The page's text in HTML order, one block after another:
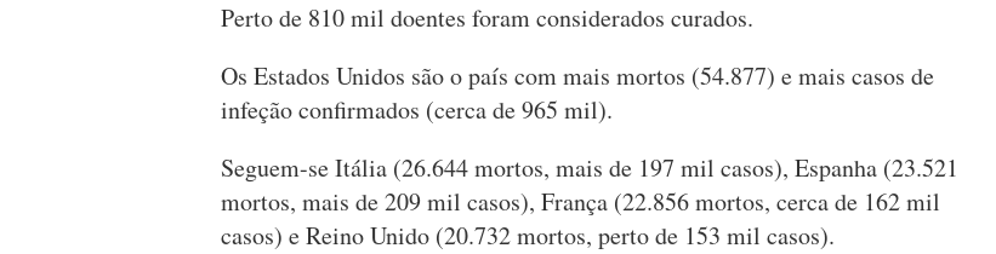
Perto de 810 mil doentes foram considerados curados.
Os Estados Unidos são o país com mais mortos (54.877) e mais casos de
infeção confirmados (cerca de 965 mil).
Seguem-se Itália (26.644 mortos, mais de 197 mil casos), Espanha (23.521
mortos, mais de 209 mil casos), França (22.856 mortos, cerca de 162 mil
casos) e Reino Unido (20.732 mortos, perto de 153 mil casos).